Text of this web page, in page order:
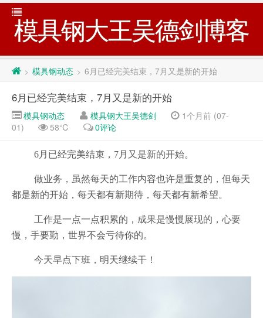
模具钢大王吴德剑博客
> 模具钢动态 > 6月已经完美结束，7月又是新的开始
6月已经完美结束，7月又是新的开始
模具钢动态 模具钢大王吴德剑
1个月前 (07-
01)
58℃ 0评论
6月已经完美结束，7月又是新的开始。
做业务，虽然每天的工作内容也许是重复的，但每天
都是新的开始，每天都有新期待，每天都有新希望。
工作是一点一点积累的，成果是慢慢展现的，心要
慢，手要勤，世界不会亏待你的。
今天早点下班，明天继续干！